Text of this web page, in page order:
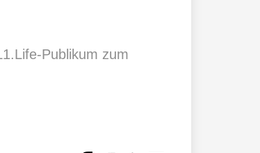
Publikum zum